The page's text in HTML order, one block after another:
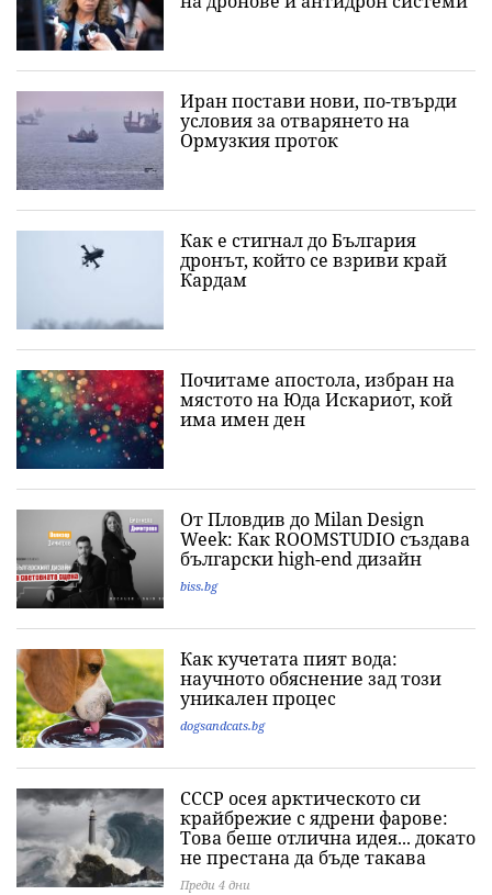
Иран постави нови, по-твърди
условия за отварянето на
Ормузкия проток
Как е стигнал до България
дронът, който се взриви край
Кардам
Почитаме апостола, избран на
мястото на Юда Искариот, кой
има имен ден
От Пловдив до Milan Design
Week: Как ROOMSTUDIO създава
български high-end дизайн
biss.bg
Как кучетата пият вода:
научното обяснение зад този
уникален процес
dogsandcats.bg
СССР осея арктическото си
крайбрежие с ядрени фарове:
Това беше отлична идея... докато
не престана да бъде такава
Преди 4 дни